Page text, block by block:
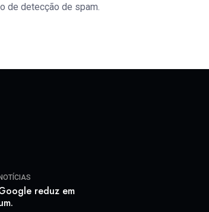
de detecção de spam.
NOTÍCIAS
reduz em